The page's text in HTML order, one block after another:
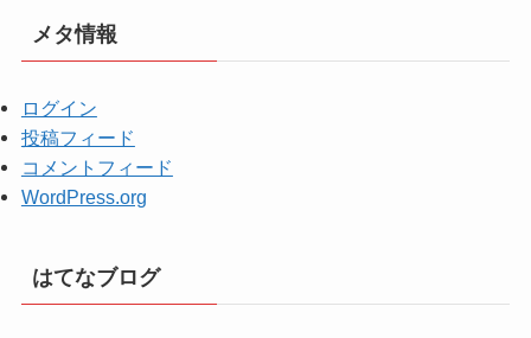
メタ情報
ログイン
投稿フィード
コメントフィード
WordPress.org
はてなブログ